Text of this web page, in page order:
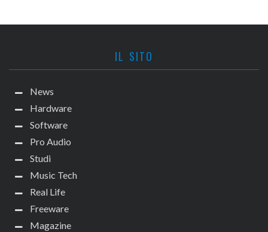
IL SITO
News
Hardware
Software
Pro Audio
Studi
Music Tech
Real Life
Freeware
Magazine